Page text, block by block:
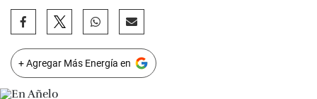
+ Agregar Más Energía en